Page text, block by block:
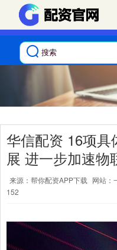
华信配资 16项
展 进一步加速物
来源：帮你配资APP下载 网站：
152